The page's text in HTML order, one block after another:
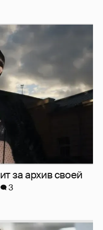
за архив своей
3